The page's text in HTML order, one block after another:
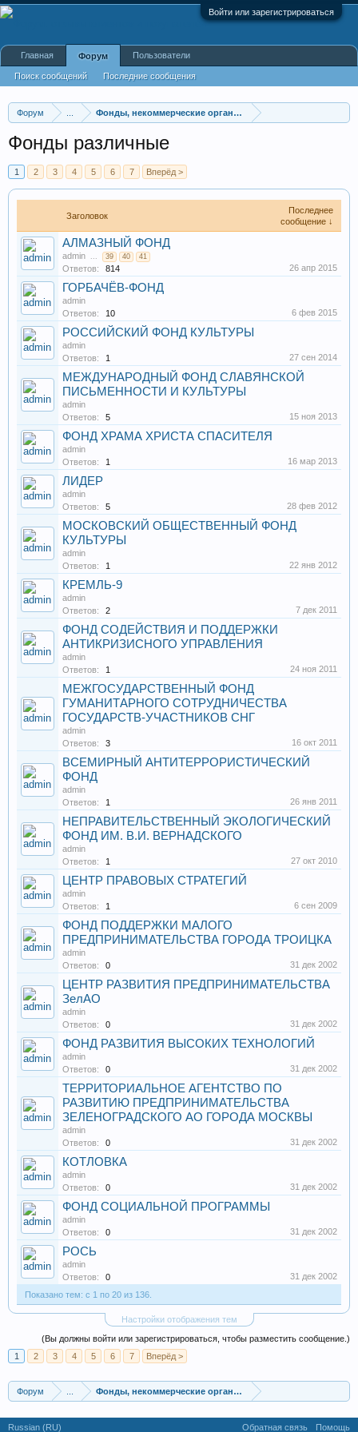
Войти или зарегистрироваться
Форум Фонды, некоммерческие организации
Фонды различные
1 2 3 4 5 6 7 Вперёд >
Заголовок
Последнее
сообщение ↓
АЛМАЗНЫЙ ФОНД
admin ... 39 40 41
Ответов: 814 26 апр 2015
ГОРБАЧЁВ-ФОНД
admin
Ответов:
10 6 фев 2015
РОССИЙСКИЙ ФОНД КУЛЬТУРЫ
admin
Ответов:
1 27 сен 2014
МЕЖДУНАРОДНЫЙ ФОНД СЛАВЯНСКОЙ
ПИСЬМЕННОСТИ И КУЛЬТУРЫ
admin
Ответов:
5 15 ноя 2013
ФОНД ХРАМА ХРИСТА СПАСИТЕЛЯ
admin
Ответов:
1 16 мар 2013
ЛИДЕР
admin
Ответов:
5 28 фев 2012
МОСКОВСКИЙ ОБЩЕСТВЕННЫЙ ФОНД
КУЛЬТУРЫ
admin
Ответов:
1 22 янв 2012
КРЕМЛЬ-9
admin
Ответов:
2 7 дек 2011
ФОНД СОДЕЙСТВИЯ И ПОДДЕРЖКИ
АНТИКРИЗИСНОГО УПРАВЛЕНИЯ
admin
Ответов:
1 24 ноя 2011
МЕЖГОСУДАРСТВЕННЫЙ ФОНД
ГУМАНИТАРНОГО СОТРУДНИЧЕСТВА
ГОСУДАРСТВ-УЧАСТНИКОВ СНГ
admin
Ответов:
3 16 окт 2011
ВСЕМИРНЫЙ АНТИТЕРРОРИСТИЧЕСКИЙ
ФОНД
admin
Ответов:
1 26 янв 2011
НЕПРАВИТЕЛЬСТВЕННЫЙ ЭКОЛОГИЧЕСКИЙ
ФОНД ИМ. В.И. ВЕРНАДСКОГО
admin
Ответов:
1 27 окт 2010
ЦЕНТР ПРАВОВЫХ СТРАТЕГИЙ
admin
Ответов:
1 6 сен 2009
ФОНД ПОДДЕРЖКИ МАЛОГО
ПРЕДПРИНИМАТЕЛЬСТВА ГОРОДА ТРОИЦКА
admin
Ответов:
0 31 дек 2002
ЦЕНТР РАЗВИТИЯ ПРЕДПРИНИМАТЕЛЬСТВА
ЗелАО
admin
Ответов:
0 31 дек 2002
ФОНД РАЗВИТИЯ ВЫСОКИХ ТЕХНОЛОГИЙ
admin
Ответов:
0 31 дек 2002
ТЕРРИТОРИАЛЬНОЕ АГЕНТСТВО ПО
РАЗВИТИЮ ПРЕДПРИНИМАТЕЛЬСТВА
ЗЕЛЕНОГРАДСКОГО АО ГОРОДА МОСКВЫ
admin
Ответов:
0 31 дек 2002
КОТЛОВКА
admin
Ответов:
0 31 дек 2002
ФОНД СОЦИАЛЬНОЙ ПРОГРАММЫ
admin
Ответов:
0 31 дек 2002
РОСЬ
admin
Ответов:
0
31 дек 2002
Показано тем: с 1 по 20 из 136.
Настройки отображения тем
(Вы должны войти или зарегистрироваться, чтобы разместить сообщение.)
1
2 3 4 5 6 7 Вперёд >
Форум Фонды, некоммерческие организации
Главная Форум
Поиск сообщений Последние сообщения
Пользователи
Russian (RU) Обратная связь Помощь